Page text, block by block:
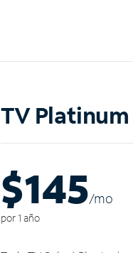
TV Platinum
$145/mo
por 1 año